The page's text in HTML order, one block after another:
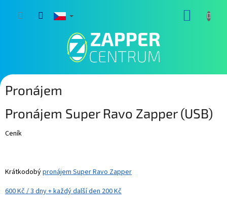
Pronájem
Pronájem Super Ravo Zapper (USB)
Ceník
Krátkodobýpronájem Super Ravo Zapper
600 Kč / 3 dny + každý další den 200 Kč